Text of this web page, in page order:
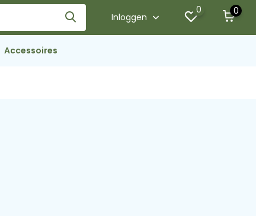
Inloggen
0 0
Accessoires